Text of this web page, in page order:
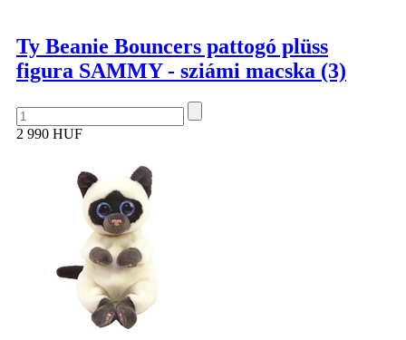
Ty Beanie Bouncers pattogó plüss
figura SAMMY - sziámi macska (3)
2 990 HUF